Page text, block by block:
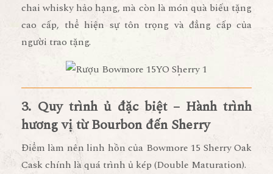
chai whisky hảo hạng, mà còn là món quà biếu tặng
cao cấp, thể hiện sự tôn trọng và đẳng cấp của
người trao tặng.
3. Quy trình ủ đặc biệt – Hành trình
hương vị từ Bourbon đến Sherry
Điểm làm nên linh hồn của Bowmore 15 Sherry Oak
Caskchính làquá trình ủ kép (Double Maturation).